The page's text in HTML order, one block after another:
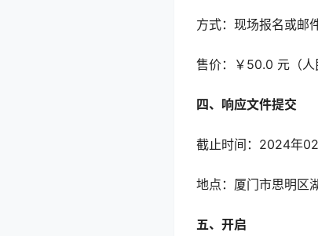
方式：现场报名或邮
售价：￥50.0 元（人
四、响应文件提交
截止时间：2024年
地点：厦门市思明区
五、开启